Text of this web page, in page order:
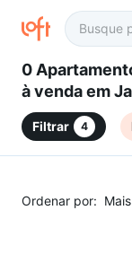
0
à venda em
Sorocaba, SP
Filtrar 4
Ordenar por: